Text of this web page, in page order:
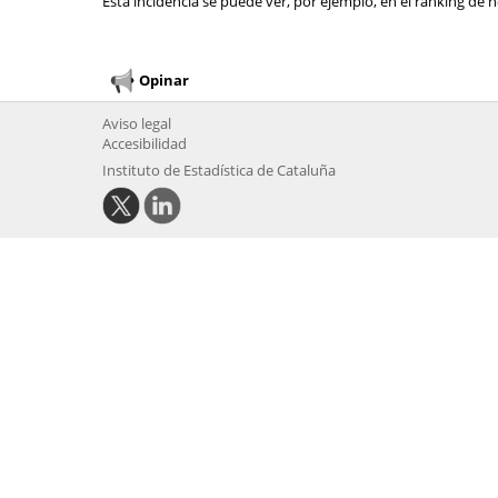
Opinar
Aviso legal
Accesibilidad
Instituto de Estadística de Cataluña